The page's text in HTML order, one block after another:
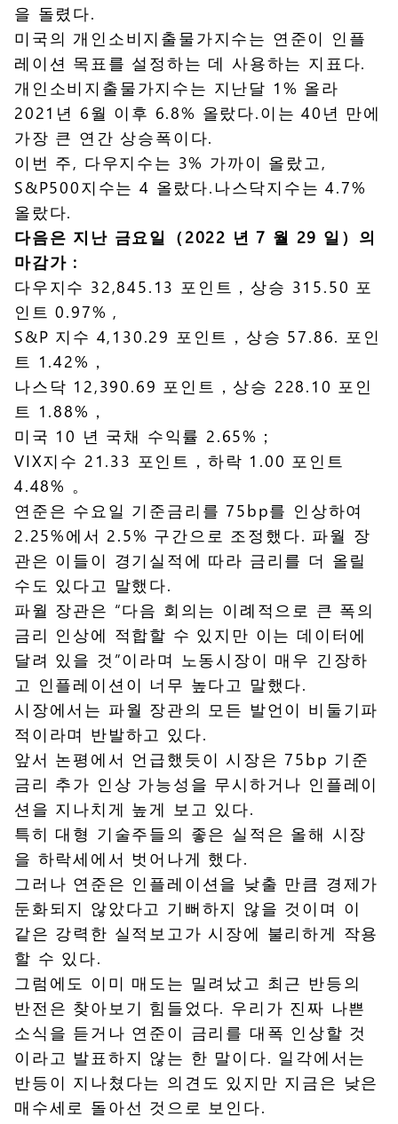
을 돌렸다.
미국의 개인소비지출물가지수는 연준이 인플
레이션 목표를 설정하는 데 사용하는 지표다.
개인소비지출물가지수는 지난달 1% 올라
2021년 6월 이후 6.8% 올랐다.이는 40년 만에
가장 큰 연간 상승폭이다.
이번 주, 다우지수는 3% 가까이 올랐고,
S&P500지수는 4 올랐다.나스닥지수는 4.7%
올랐다.
다음은 지난 금요일（2022 년 7 월 29 일）의
마감가 :
다우지수 32,845.13 포인트，상승 315.50 포
인트 0.97% ,
S&P 지수 4,130.29 포인트，상승 57.86. 포인
트 1.42%，
나스닥 12,390.69 포인트，상승 228.10 포인
트 1.88%，
미국 10 년 국채 수익률 2.65%；
VIX지수 21.33 포인트，하락 1.00 포인트
4.48% 。
연준은 수요일 기준금리를 75bp를 인상하여
2.25%에서 2.5% 구간으로 조정했다. 파월 장
관은 이들이 경기실적에 따라 금리를 더 올릴
수도 있다고 말했다.
파월 장관은 “다음 회의는 이례적으로 큰 폭의
금리 인상에 적합할 수 있지만 이는 데이터에
달려 있을 것”이라며 노동시장이 매우 긴장하
고 인플레이션이 너무 높다고 말했다.
시장에서는 파월 장관의 모든 발언이 비둘기파
적이라며 반발하고 있다.
앞서 논평에서 언급했듯이 시장은 75bp 기준
금리 추가 인상 가능성을 무시하거나 인플레이
션을 지나치게 높게 보고 있다.
특히 대형 기술주들의 좋은 실적은 올해 시장
을 하락세에서 벗어나게 했다.
그러나 연준은 인플레이션을 낮출 만큼 경제가
둔화되지 않았다고 기뻐하지 않을 것이며 이
같은 강력한 실적보고가 시장에 불리하게 작용
할 수 있다.
그럼에도 이미 매도는 밀려났고 최근 반등의
반전은 찾아보기 힘들었다. 우리가 진짜 나쁜
소식을 듣거나 연준이 금리를 대폭 인상할 것
이라고 발표하지 않는 한 말이다. 일각에서는
반등이 지나쳤다는 의견도 있지만 지금은 낮은
매수세로 돌아선 것으로 보인다.